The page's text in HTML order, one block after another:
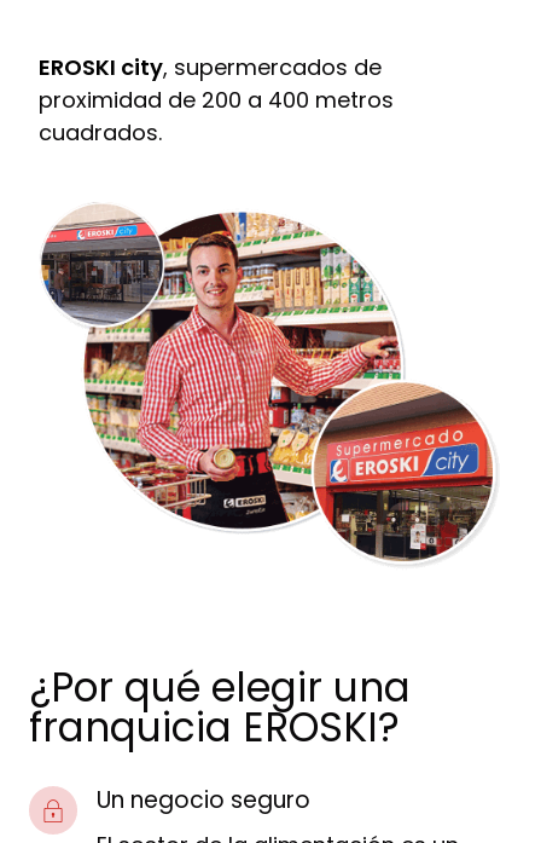
EROSKI city, supermercados de
proximidad de 200 a 400 metros
cuadrados.
¿Por qué elegir una
franquicia EROSKI?
Un negocio seguro